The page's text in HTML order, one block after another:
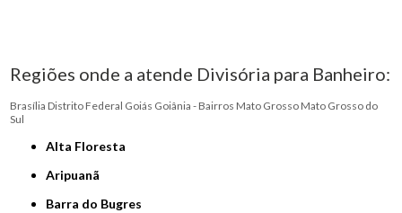
Regiões onde a atende Divisória para Banheiro:
Brasília Distrito Federal Goiás Goiânia - Bairros Mato Grosso Mato Grosso do
Sul
Alta Floresta
Aripuanã
Barra do Bugres